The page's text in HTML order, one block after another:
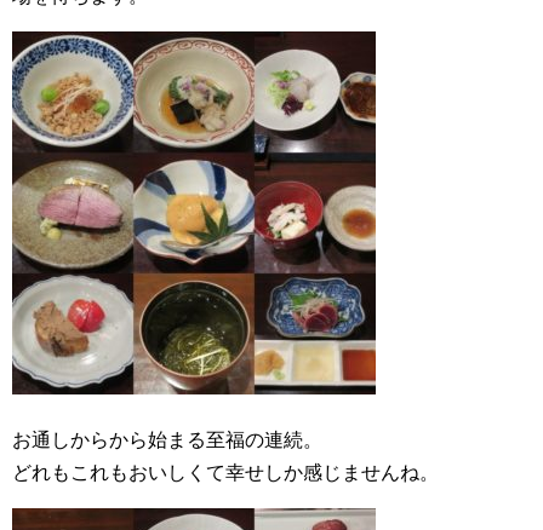
お通しからから始まる至福の連続。
どれもこれもおいしくて幸せしか感じませんね。